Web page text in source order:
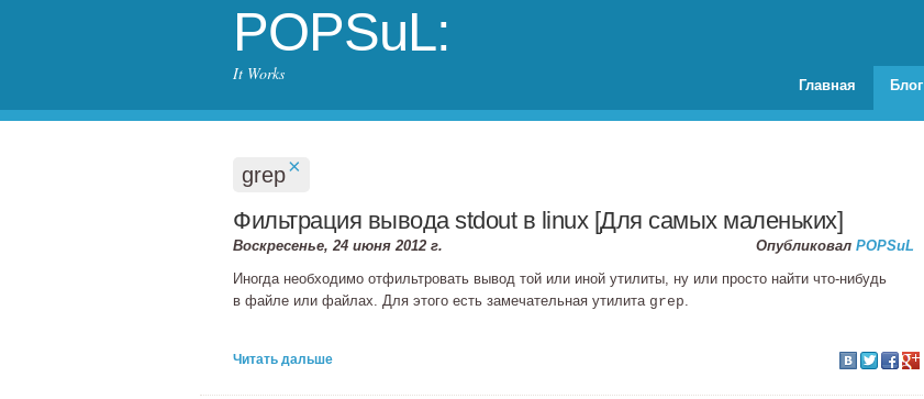
POPSuL:
It Works
Главная Блог
grep×
Фильтрация вывода stdout в linux [Для самых маленьких]
Воскресенье, 24 июня 2012 г. Опубликовал POPSuL
Иногда необходимо отфильтровать вывод той или иной утилиты, ну или просто найти что‐нибудь
в файле или файлах. Для этого есть замечательная утилита grep
Читать дальше